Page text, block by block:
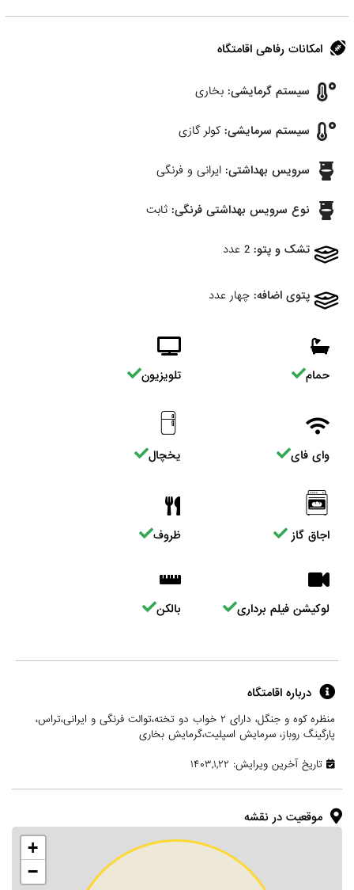
امکانات رفاهی اقامتگاه
سیستم گرمایشی: بخاری
سیستم سرمایشی: کولر گازی
سرویس بهداشتی: ایرانی و فرنگی
نوع سرویس بهداشتی فرنگی: ثابت
تشک و پتو: 2 عدد
پتوی اضافه: چهار عدد
حمام تلویزیون
وای فای یخچال
اجاق گاز ظروف
لوکیشن فیلم برداری بالکن
درباره اقامتگاه
منظره کوه و جنگل، دارای ۲ خواب دو تخته،توالت فرنگی و ایرانی،تراس،
پارگینگ روباز، سرمایش اسپلیت،گرمایش بخاری
تاریخ آخرین ویرایش: ۱۴۰۳,۱,۲۲
موقعیت در نقشه
+
−